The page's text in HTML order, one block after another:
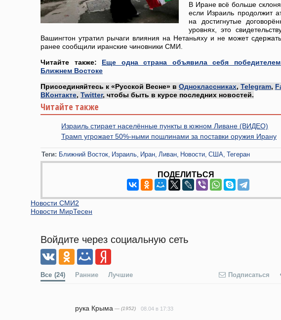
В Иране всё больше
если Израиль продолжит
на достигнутые
уровнях, это
Вашингтон утратил рычаги влияния на Нетаньяху и не может сдержать
ранее сообщили иранские чиновники СМИ.
Читайте также: Еще одна страна объявила себя
Ближнем Востоке
Присоединяйтесь к «Русской Весне» в Одноклассниках, Telegram,
ВКонтакте, Twitter, чтобы быть в курсе последних новостей.
Читайте также
Израиль стирает населённые пункты в южном Ливане (ВИДЕО)
Трамп угрожает 50%-ными пошлинами за поставки оружия Ирану
Теги: Ближний Восток Израиль Иран Ливан Новости США Тегеран
ПОДЕЛИТЬСЯ
Новости СМИ2
Новости МирТесен
Войдите через социальную сеть
Все (24) Ранние Лучшие Подписаться
рука Крыма — (1952) 08.04 в 17:33